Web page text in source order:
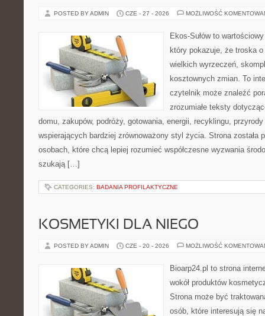
POSTED BY ADMIN CZE - 27 - 2026 MOŻLIWOŚĆ
Ekos-Sułów to
który pokazuje, że troska
wielkich wyrzeczeń,
kosztownych zmian. To
czytelnik może znaleźć
zrozumiałe teksty
domu, zakupów, podróży, gotowania, energii, recyklingu,
wspierających bardziej zrównoważony styl życia. Strona została
osobach, które chcą lepiej rozumieć współczesne wyzwania
szukają […]
CATEGORIES: BADANIA PROFILAKTYCZNE
KOSMETYKI DLA NIEGO
POSTED BY ADMIN CZE - 20 - 2026 MOŻLIWOŚĆ
Bioarp24.pl to strona
wokół produktów
Strona może być
osób, które interesują się